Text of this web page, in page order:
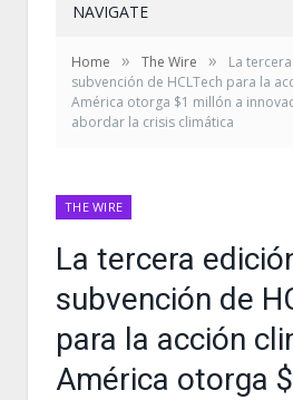
NAVIGATE
Home » The Wire »
La
subvención de HCLTech para la
América otorga $1 millón a
abordar la crisis climática
THE WIRE
La tercera
subvención de
para la acción
América otorga